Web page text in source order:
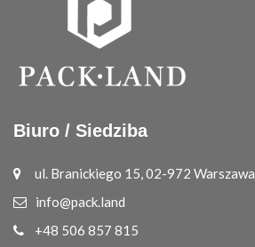
Biuro / Siedziba
ul. Branickiego 15, 02-972 Warszawa
info@pack.land
+48 506 857 815